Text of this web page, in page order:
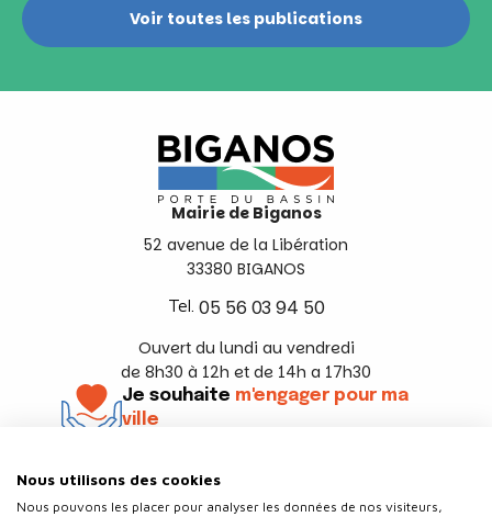
Voir toutes les publications
Mairie de Biganos
52 avenue de la Libération
33380 BIGANOS
Tel. 05 56 03 94 50
Ouvert du lundi au vendredi
de 8h30 à 12h et de 14h a 17h30
Je souhaite m'engager pour ma
ville
Nous utilisons des cookies
Nous pouvons les placer pour analyser les données de nos visiteurs,